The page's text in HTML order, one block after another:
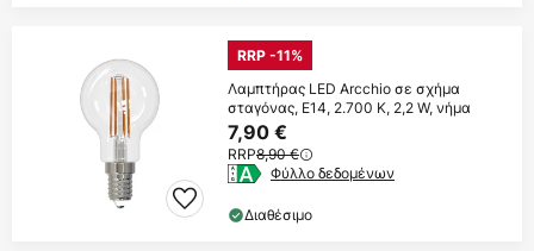
RRP -11%
Λαμπτήρας LED Arcchio σε σχήμα
σταγόνας, E14, 2.700 K, 2,2 W, νήμα
7,90 €
RRP8,90 €
Φύλλο δεδομένων
Διαθέσιμο